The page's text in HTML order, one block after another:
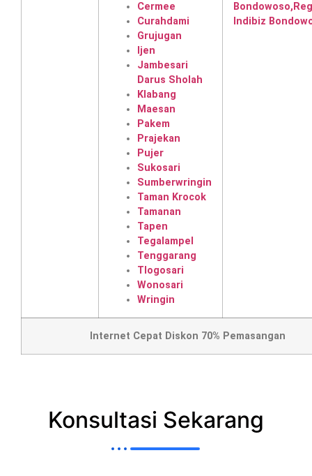
Cermee
Curahdami
Grujugan
Ijen
Jambesari
Darus Sholah
Klabang
Maesan
Pakem
Prajekan
Pujer
Sukosari
Sumberwringin
Taman Krocok
Tamanan
Tapen
Tegalampel
Tenggarang
Tlogosari
Wonosari
Wringin
Internet Cepat Diskon 70% Pemasangan
Konsultasi Sekarang